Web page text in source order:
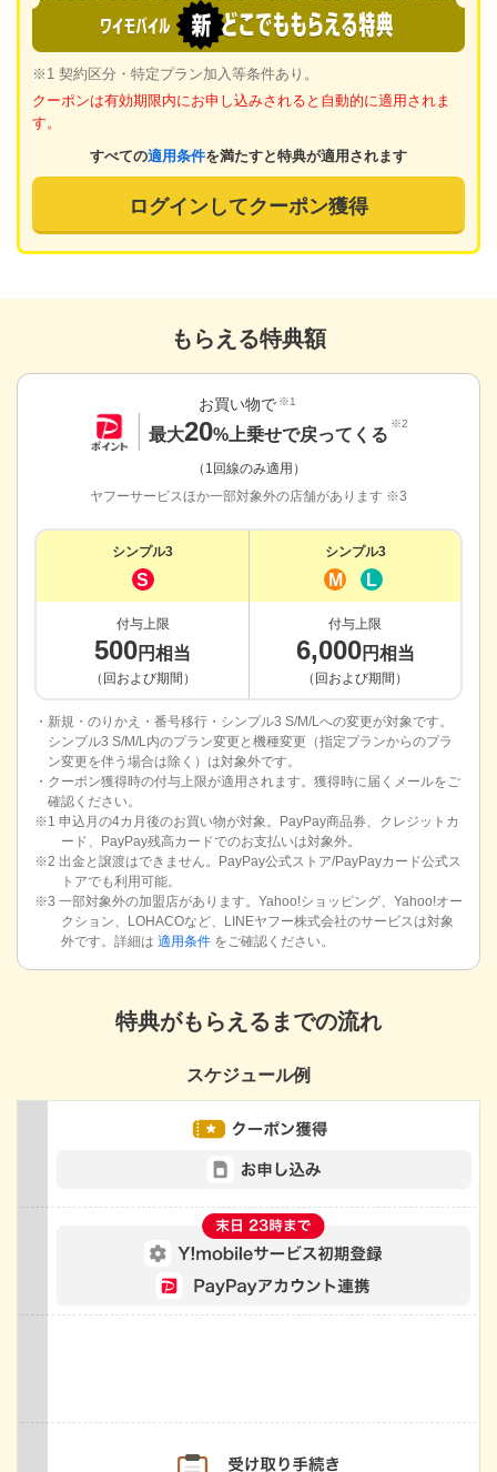
※1 契約区分・特定プラン加入等条件あり。
クーポンは有効期限内にお申し込みされると自動的に適用されま
す。
すべての適用条件を満たすと特典が適用されます
ログインしてクーポン獲得
もらえる特典額
お買い物で ※1
最大20%上乗せで戻ってくる
※2
（1回線のみ適用）
ヤフーサービスほか一部対象外の店舗があります ※3
シンプル3
S
シンプル3
M L
付与上限
500円相当
（回および期間）
付与上限
6,000円相当
（回および期間）
・新規・のりかえ・番号移行・シンプル3 S/M/Lへの変更が対象です。
シンプル3 S/M/L内のプラン変更と機種変更（指定プランからのプラ
ン変更を伴う場合は除く）は対象外です。
・クーポン獲得時の付与上限が適用されます。獲得時に届くメールをご
確認ください。
※1 申込月の4カ月後のお買い物が対象。PayPay商品券、クレジットカ
ード、PayPay残高カードでのお支払いは対象外。
※2 出金と譲渡はできません。PayPay公式ストア/PayPayカード公式ス
トアでも利用可能。
※3 一部対象外の加盟店があります。Yahoo!ショッピング、Yahoo!オー
クション、LOHACOなど、LINEヤフー株式会社のサービスは対象
外です。詳細は 適用条件 をご確認ください。
特典がもらえるまでの流れ
スケジュール例